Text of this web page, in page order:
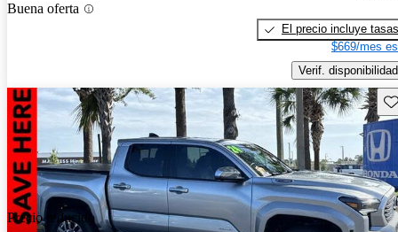
Buena oferta
El precio incluye tasas
$669/mes
Verif. disponibilidad
Precio reducido